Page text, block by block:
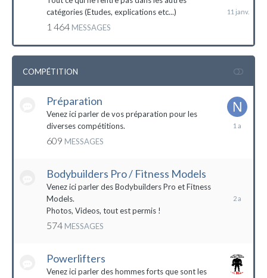
catégories (Etudes, explications etc...)
1 464 MESSAGES
COMPÉTITION
Préparation
Venez ici parler de vos préparation pour les
diverses compétitions.
609 MESSAGES
14
Bodybuilders Pro / Fitness Models
Venez ici parler des Bodybuilders Pro et Fitness
Models.
Photos, Videos, tout est permis !
574 MESSAGES
2021
Powerlifters
Venez ici parler des hommes forts que sont les